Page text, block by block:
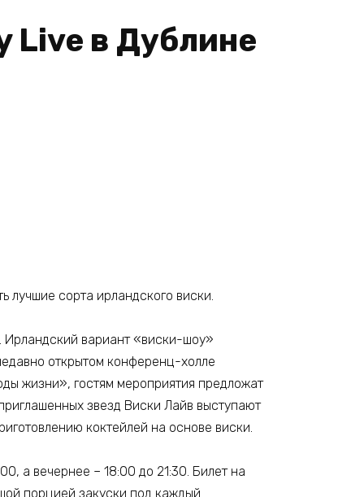
Live в Дублине
лучшие сорта ирландского виски.
Ирландский вариант «виски-шоу»
открытом конференц-холле
жизни», гостям мероприятия предложат
звезд Виски Лайв выступают
коктейлей на основе виски.
а вечернее – 18:00 до 21:30. Билет на
порцией закуски под каждый.